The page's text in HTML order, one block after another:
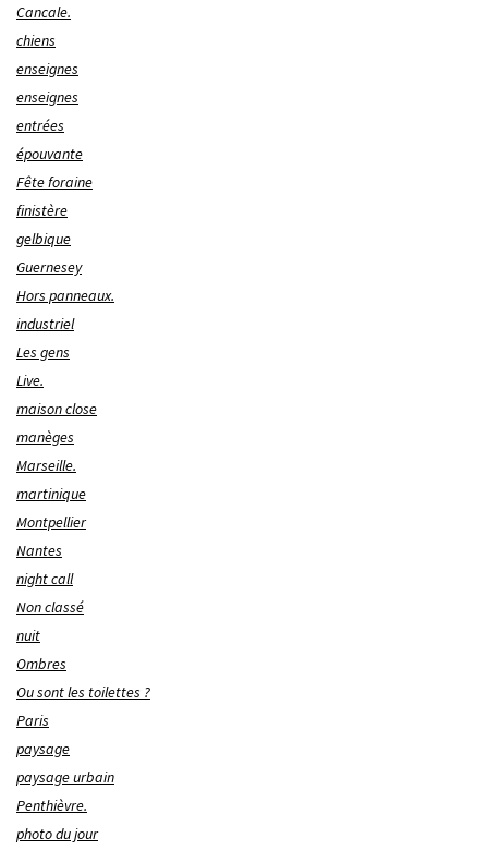
Cancale.
chiens
enseignes
enseignes
entrées
épouvante
Fête foraine
finistère
gelbique
Guernesey
Hors panneaux.
industriel
Les gens
Live.
maison close
manèges
Marseille.
martinique
Montpellier
Nantes
night call
Non classé
nuit
Ombres
Ou sont les toilettes ?
Paris
paysage
paysage urbain
Penthièvre.
photo du jour